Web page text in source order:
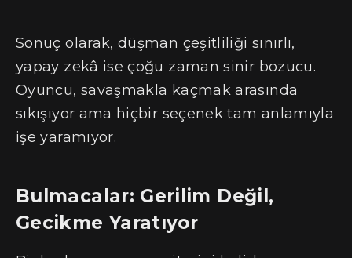
Sonuç olarak, düşman çeşitliliği sınırlı,
yapay zekâ ise çoğu zaman sinir bozucu.
Oyuncu, savaşmakla kaçmak arasında
sıkışıyor ama hiçbir seçenek tam anlamıyla
işe yaramıyor.
Bulmacalar: Gerilim Değil,
Gecikme Yaratıyor